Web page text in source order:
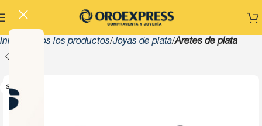
Inicio Todos los productos Joyas de plata Aretes de plata
SOLD OUT